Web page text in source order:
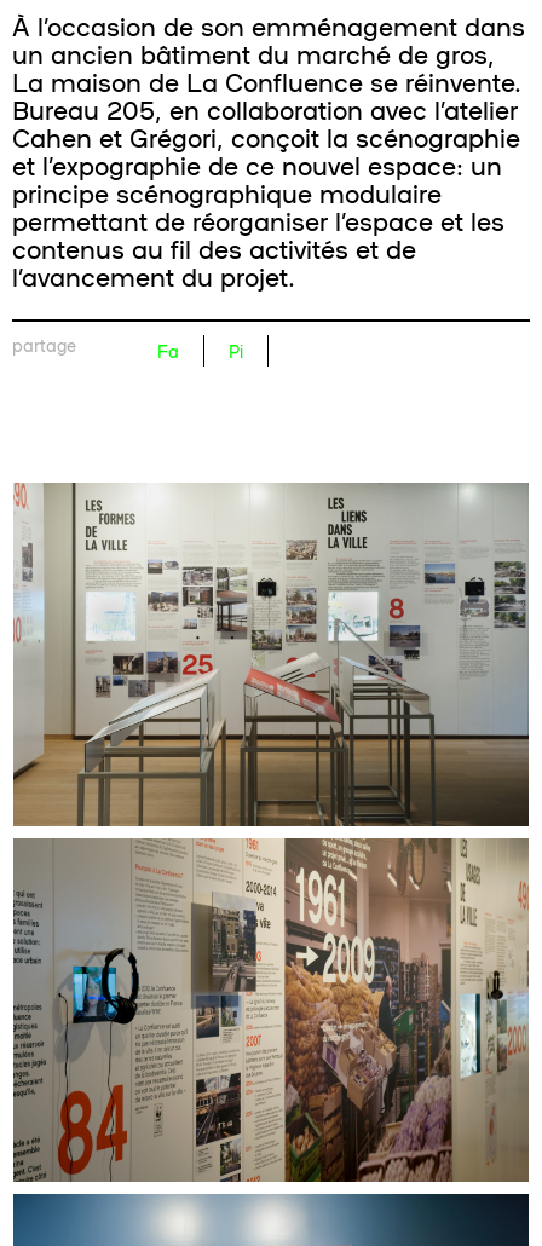
À l’occasion de son emménagement dans
un ancien bâtiment du marché de gros,
La maison de La Confluence se réinvente.
Bureau 205, en collaboration avec l’atelier
Cahen et Grégori, conçoit la scénographie
et l’expographie de ce nouvel espace: un
principe scénographique modulaire
permettant de réorganiser l’espace et les
contenus au fil des activités et de
l’avancement du projet.
partage Fa Pi